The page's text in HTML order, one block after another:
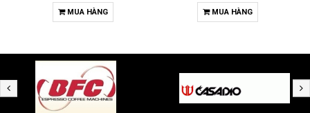
MUA HÀNG MUA HÀNG